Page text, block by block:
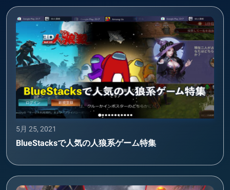
5月 25, 2021
BlueStacksで人気の人狼系ゲーム特集